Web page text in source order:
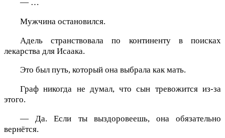
— …
Мужчина остановился.
Адель странствовала по континенту в поисках
лекарства для Исаака.
Это был путь, который она выбрала как мать.
Граф никогда не думал, что сын тревожится из-за
этого.
— Да. Если ты выздоровеешь, она обязательно
вернётся.